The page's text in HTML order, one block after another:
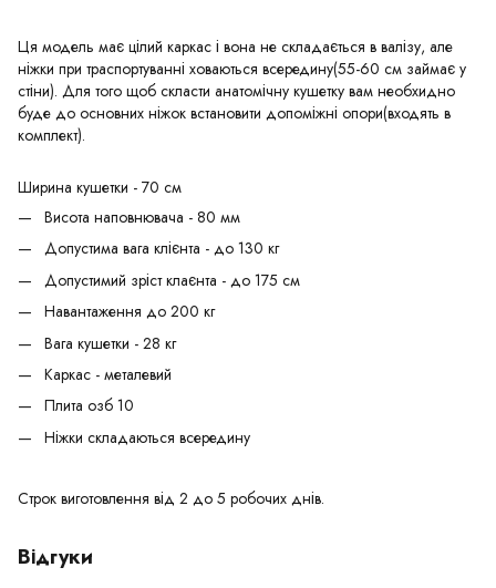
Ця модель має цілий каркас і вона не складається в валізу, але
ніжки при траспортуванні ховаються всередину(55-60 см займає у
стіни). Для того щоб скласти анатомічну кушетку вам необхидно
буде до основних ніжок встановити допоміжні опори(входять в
комплект).
Ширина кушетки - 70 см
Висота наповнювача - 80 мм
Допустима вага клієнта - до 130 кг
Допустимий зріст клаєнта - до 175 см
Навантаження до 200 кг
Вага кушетки - 28 кг
Каркас - металевий
Плита озб 10
Ніжки складаються всередину
Строк виготовлення від 2 до 5 робочих днів.
Відгуки